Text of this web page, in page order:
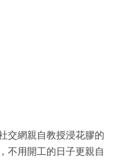
交網親自教授浸花膠的
不用開工的日子更親自